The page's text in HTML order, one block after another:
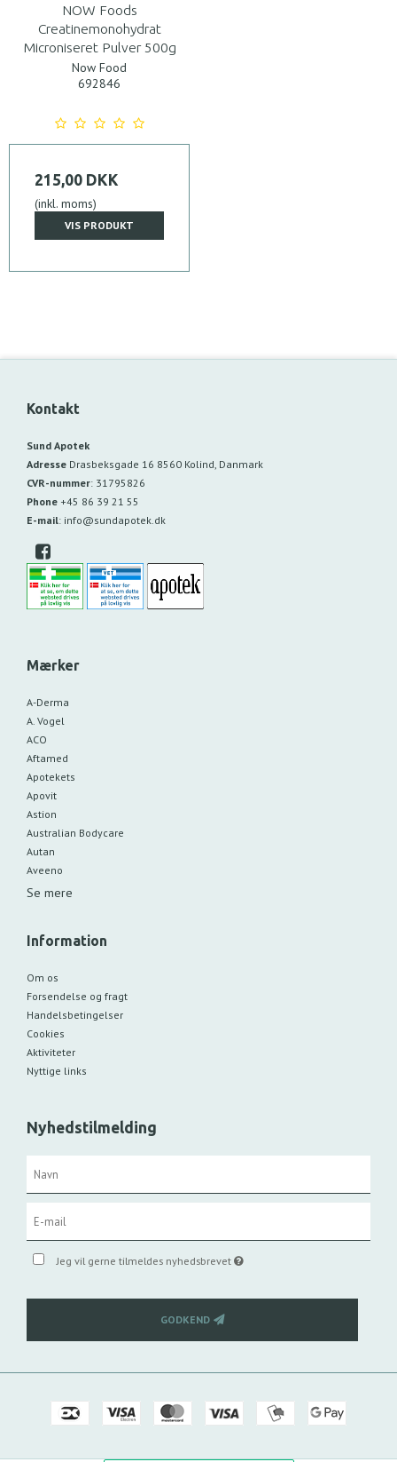
NOW Foods
Creatinemonohydrat
Microniseret Pulver 500g
Now Food
692846
215,00 DKK
(inkl. moms)
VIS PRODUKT
Kontakt
Sund Apotek
Adresse Drasbeksgade 16 8560 Kolind, Danmark
CVR-nummer: 31795826
Phone +45 86 39 21 55
E-mail: info@sundapotek.dk
Mærker
A-Derma
A. Vogel
ACO
Aftamed
Apotekets
Apovit
Astion
Australian Bodycare
Autan
Aveeno
Se mere
Information
Om os
Forsendelse og fragt
Handelsbetingelser
Cookies
Aktiviteter
Nyttige links
Nyhedstilmelding
Jeg vil gerne tilmeldes nyhedsbrevet
GODKEND